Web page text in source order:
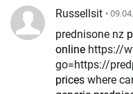
Russellsit •
prednisone nz
online
go=https://
prices where